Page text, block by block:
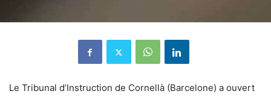
Le Tribunal d’Instruction de Cornellà (Barcelone) a ouvert